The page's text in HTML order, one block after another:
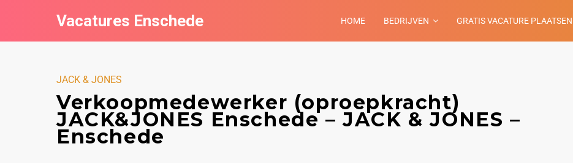
Vacatures Enschede HOME BEDRIJVEN GRATIS VACATURE PLAATSEN
JACK & JONES
Verkoopmedewerker (oproepkracht)
JACK&JONES Enschede – JACK & JONES –
Enschede